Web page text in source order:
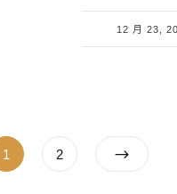
12 月 23,
文
Page
1 Page
2